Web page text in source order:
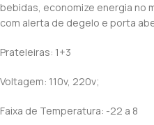
bebidas, economize energia no
com alerta de degelo e porta
Prateleiras: 1+3
Voltagem: 110v, 220v;
Faixa de Temperatura: -22 a 8